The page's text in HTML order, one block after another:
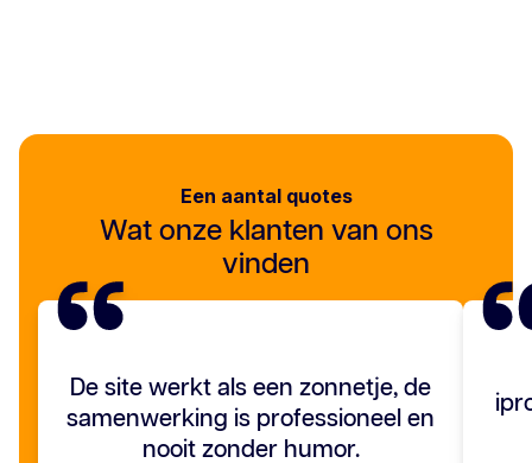
Een aantal quotes
Wat onze klanten van ons
vinden
De site werkt als een zonnetje, de
samenwerking is professioneel en
nooit zonder humor.